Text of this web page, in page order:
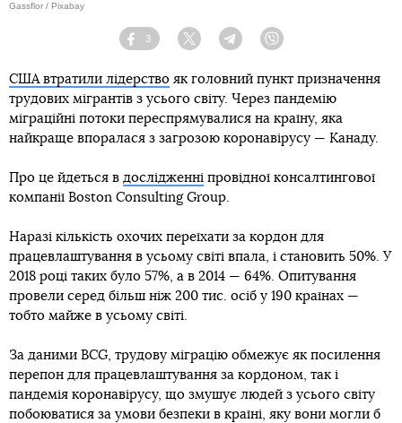
Gassflor / Pixabay
Facebook
3
Twitter TelegramViber
США втратили лідерство як головний пункт призначення
трудових мігрантів з усього світу. Через пандемію
міграційні потоки переспрямувалися на країну, яка
найкраще впоралася з загрозою коронавірусу — Канаду.
Про це йдеться в дослідженні провідної консалтингової
компанії Boston Consulting Group.
Наразі кількість охочих переїхати за кордон для
працевлаштування в усьому світі впала, і становить 50%. У
2018 році таких було 57%, а в 2014 — 64%. Опитування
провели серед більш ніж 200 тис. осіб у 190 країнах —
тобто майже в усьому світі.
За даними BCG, трудову міграцію обмежує як посилення
перепон для працевлаштування за кордоном, так і
пандемія коронавірусу, що змушує людей з усього світу
побоюватися за умови безпеки в країні, яку вони могли б